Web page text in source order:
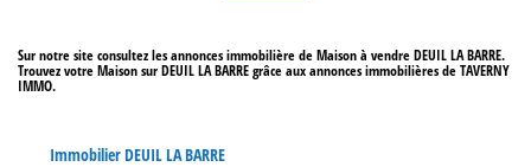
CONTACT
Créer une alerte
Sur notre site consultez les annonces immobilière de Maison à vendre DEUIL LA BARRE.
Trouvez votre Maison sur DEUIL LA BARRE grâce aux annonces immobilières de TAVERNY
IMMO.
Immobilier DEUIL LA BARRE